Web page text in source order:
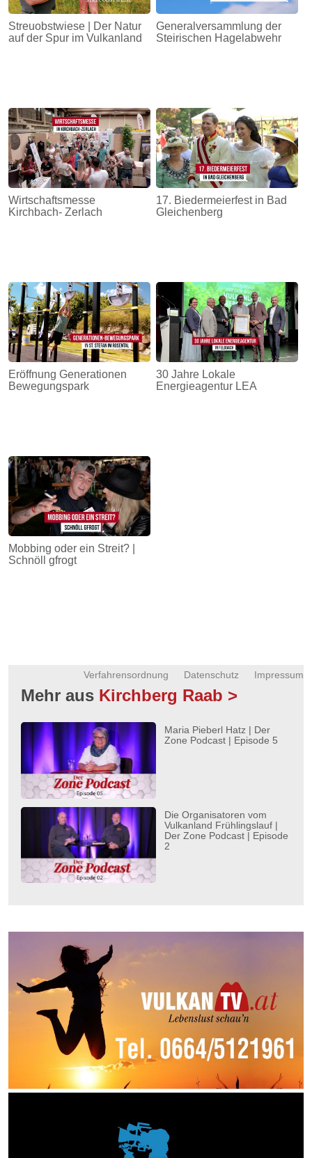
Streuobstwiese | Der Natur
auf der Spur im Vulkanland
Generalversammlung der
Steirischen Hagelabwehr
Wirtschaftsmesse
Kirchbach- Zerlach
17. Biedermeierfest in Bad
Gleichenberg
Eröffnung Generationen
Bewegungspark
30 Jahre Lokale
Energieagentur LEA
Mobbing oder ein Streit? |
Schnöll gfrogt
Impressum
Datenschutz
Verfahrensordnung
Mehr aus Kirchberg Raab >
Maria Pieberl Hatz | Der
Zone Podcast | Episode 5
Die Organisatoren vom
Vulkanland Frühlingslauf |
Der Zone Podcast | Episode
2